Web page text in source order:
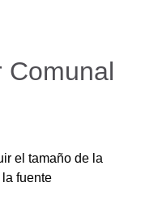
Comunal
el tamaño de la
fuente